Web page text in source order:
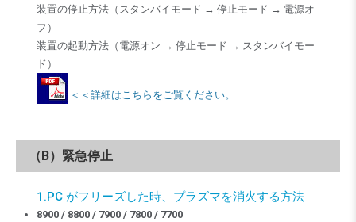
装置の停止方法（スタンバイモード → 停止モード → 電源オ
フ）
装置の起動方法（電源オン → 停止モード → スタンバイモー
ド）
＜＜詳細はこちらをご覧ください。
（B）緊急停止
1.PC がフリーズした時、プラズマを消火する方法
8900 / 8800 / 7900 / 7800 / 7700